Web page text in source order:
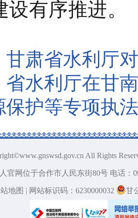
有序推进。
甘肃省水利厅
省水利厅在甘
保护等专项执
All Rights
官网位于合作市人民东街80号 电话：
地图 | 网站标识码：6230000032 甘